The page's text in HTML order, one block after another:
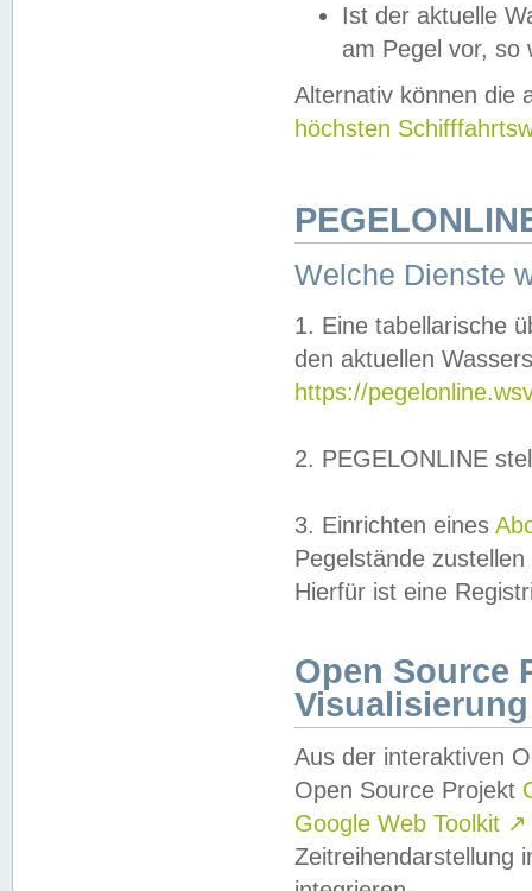
Ist der aktuelle
am Pegel vor,
Alternativ können die
höchsten
Welche Dienste
1. Eine tabellarische
den aktuellen
https://
2. PEGELONLINE
3. Einrichten eines
Pegelstände
Hierfür ist eine
Open Source
Visualisierung
Aus der interaktiven
Open Source Projekt
Google Web Toolkit ↗
Zeitreihendarstellung